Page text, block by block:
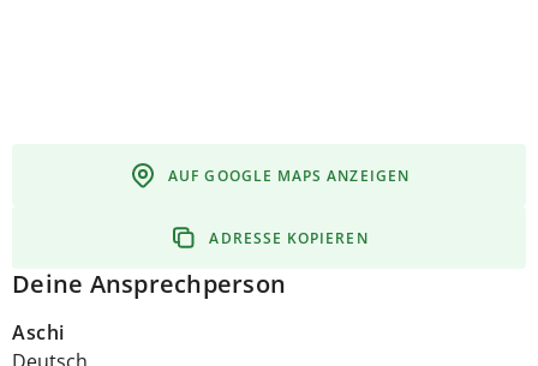
AUF GOOGLE MAPS ANZEIGEN
ADRESSE KOPIEREN
Deine Ansprechperson
Aschi